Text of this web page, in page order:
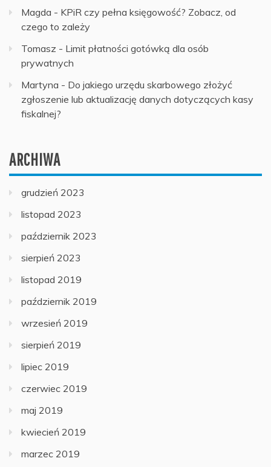
Magda - KPiR czy pełna księgowość? Zobacz, od
czego to zależy
Tomasz - Limit płatności gotówką dla osób
prywatnych
Martyna - Do jakiego urzędu skarbowego złożyć
zgłoszenie lub aktualizację danych dotyczących kasy
fiskalnej?
ARCHIWA
grudzień 2023
listopad 2023
październik 2023
sierpień 2023
listopad 2019
październik 2019
wrzesień 2019
sierpień 2019
lipiec 2019
czerwiec 2019
maj 2019
kwiecień 2019
marzec 2019